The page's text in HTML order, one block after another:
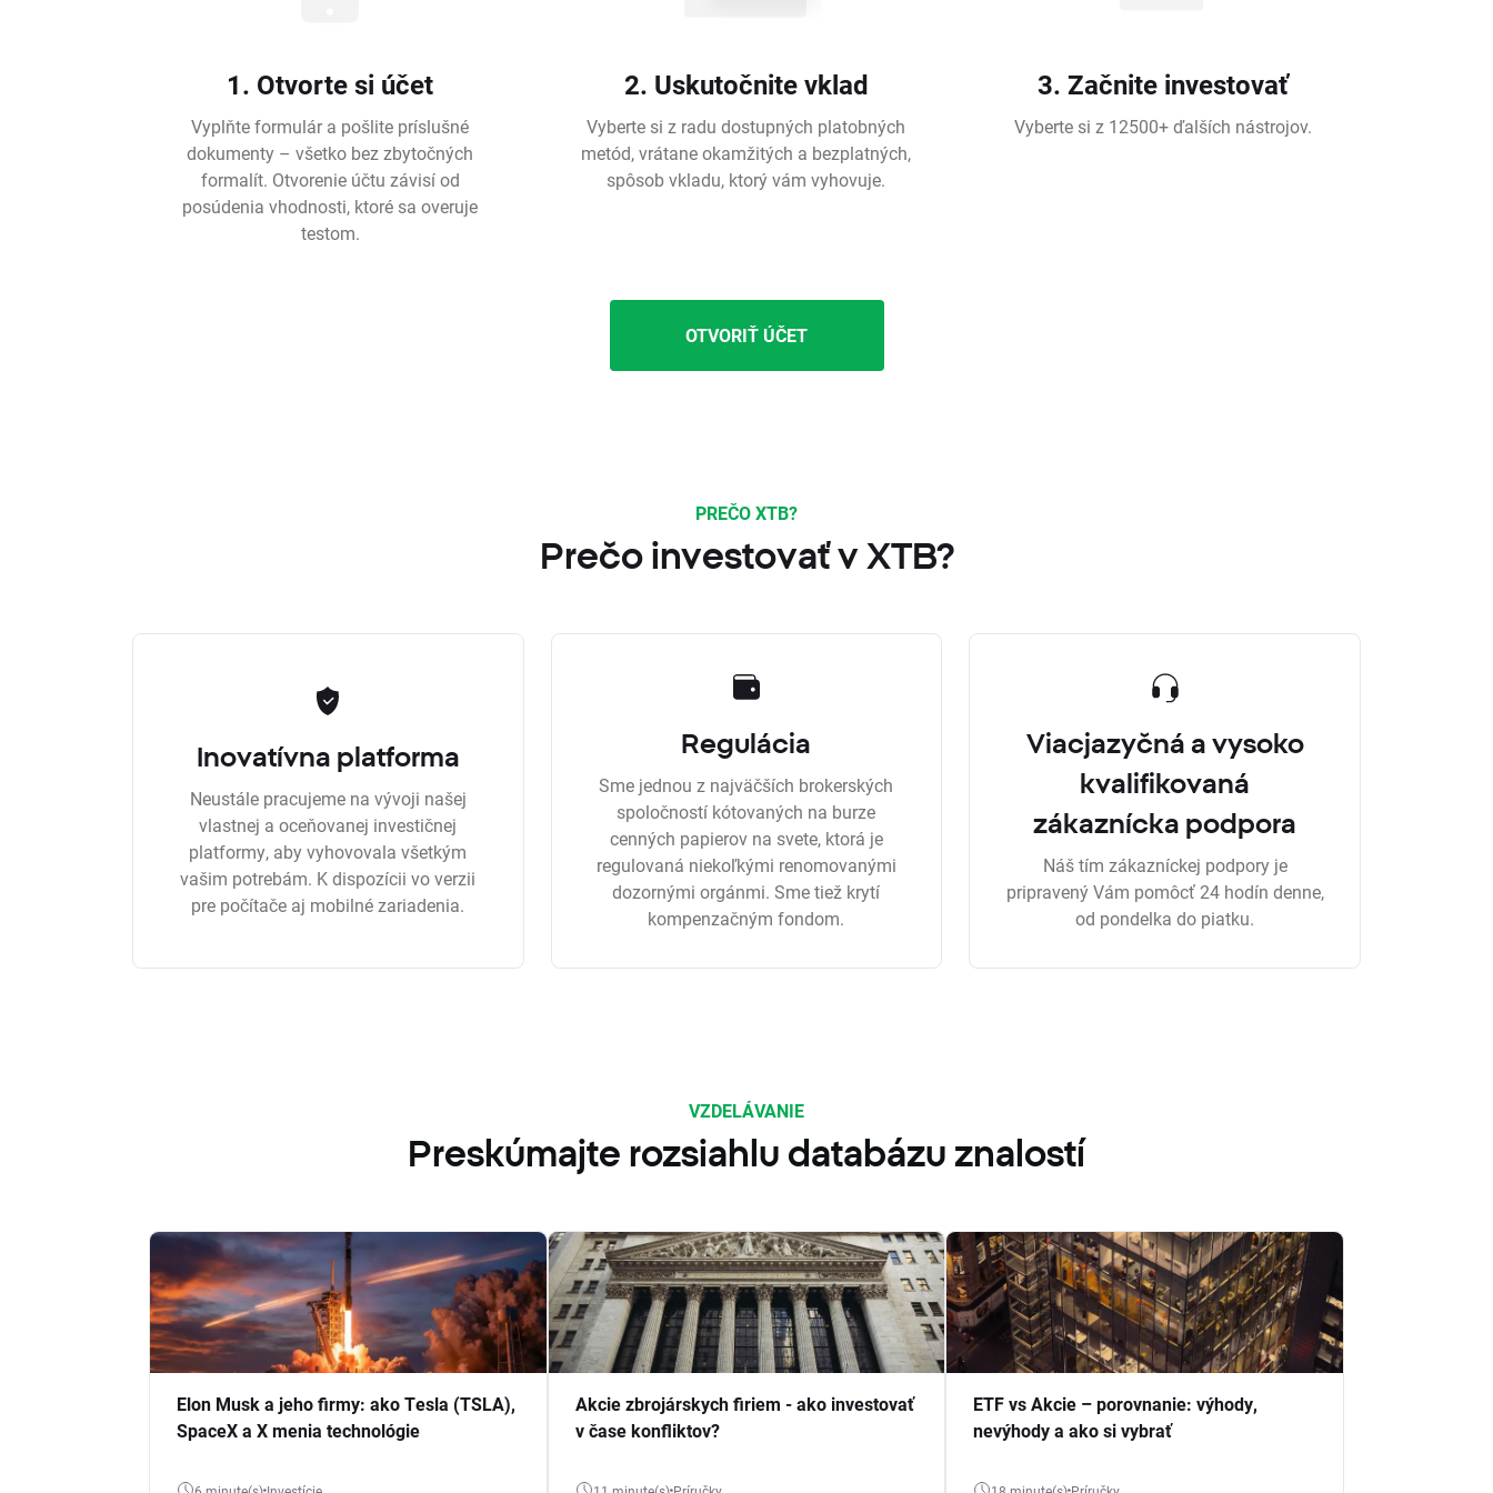
1. Otvorte si účet
Vyplňte formulár a pošlite príslušné
dokumenty – všetko bez zbytočných
formalít. Otvorenie účtu závisí od
posúdenia vhodnosti, ktoré sa overuje
testom.
2. Uskutočnite vklad
Vyberte si z radu dostupných platobných
metód, vrátane okamžitých a bezplatných,
spôsob vkladu, ktorý vám vyhovuje.
3. Začnite investovať
Vyberte si z 12500+ ďalších nástrojov.
OTVORIŤ ÚČET
PREČO XTB?
Prečo investovať v XTB?
Inovatívna platforma
Neustále pracujeme na vývoji našej
vlastnej a oceňovanej investičnej
platformy, aby vyhovovala všetkým
vašim potrebám. K dispozícii vo verzii
pre počítače aj mobilné zariadenia.
Regulácia
Sme jednou z najväčších brokerských
spoločností kótovaných na burze
cenných papierov na svete, ktorá je
regulovaná niekoľkými renomovanými
dozornými orgánmi. Sme tiež krytí
kompenzačným fondom.
Viacjazyčná a vysoko
kvalifikovaná
zákaznícka podpora
Náš tím zákazníckej podpory je
pripravený Vám pomôcť 24 hodín denne,
od pondelka do piatku.
VZDELÁVANIE
Preskúmajte rozsiahlu databázu znalostí
Elon Musk a jeho firmy: ako Tesla (TSLA),
SpaceX a X menia technológie
Akcie zbrojárskych firiem - ako investovať
v čase konfliktov?
ETF vs Akcie – porovnanie: výhody,
nevýhody a ako si vybrať